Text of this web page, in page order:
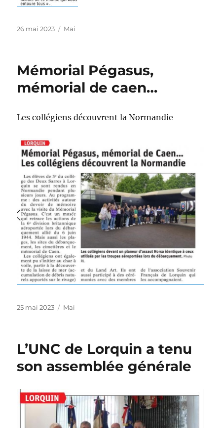
Publié
26 mai 2023 Catégories
Mai
Mémorial Pégasus,
mémorial de caen…
Les collégiens découvrent la Normandie
Publié
25 mai 2023 Catégories
Mai
L’UNC de Lorquin a tenu
son assemblée générale